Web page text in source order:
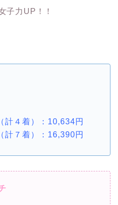
子力UP！！
計４着）：10,634円
計７着）：16,390円